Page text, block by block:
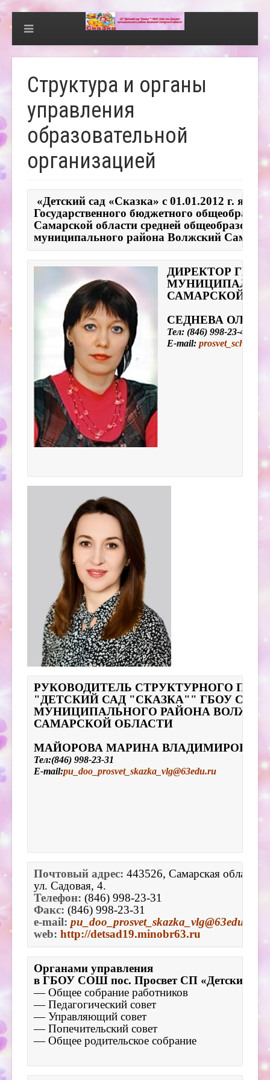
Структура и органы
управления
образовательной
организацией
«Детский сад «Сказка» с 01.01.2012 г.
Государственного бюджетного
Самарской области средней
муниципального района Волжский
ДИРЕКТОР
САМАРСКОЙ
СЕДНЕВА
Тел: (846) 998-23-45
E-mail:
РУКОВОДИТЕЛЬ СТРУКТУРНОГО
"ДЕТСКИЙ САД "СКАЗКА"" ГБОУ СОШ
САМАРСКОЙ ОБЛАСТИ
МАЙОРОВА МАРИНА ВЛАДИМИРОВНА
Тел:(846) 998-23-31
E-mail:pu_doo_prosvet_skazka_vlg@63edu.ru
Почтовый адрес: 443526, Самарская
ул. Садовая, 4.
Телефон: (846) 998-23-31
Факс: (846) 998-23-31
e-mail: pu_doo_prosvet_skazka_vlg@63edu.ru
web: http://detsad19.minobr63.ru
Органами управления
в ГБОУ СОШ пос. Просвет СП «Детский сад
— Общее собрание работников
— Педагогический совет
— Управляющий совет
— Попечительский совет
— Общее родительское собрание